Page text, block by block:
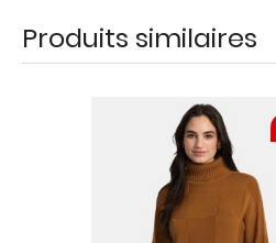
Produits similaires